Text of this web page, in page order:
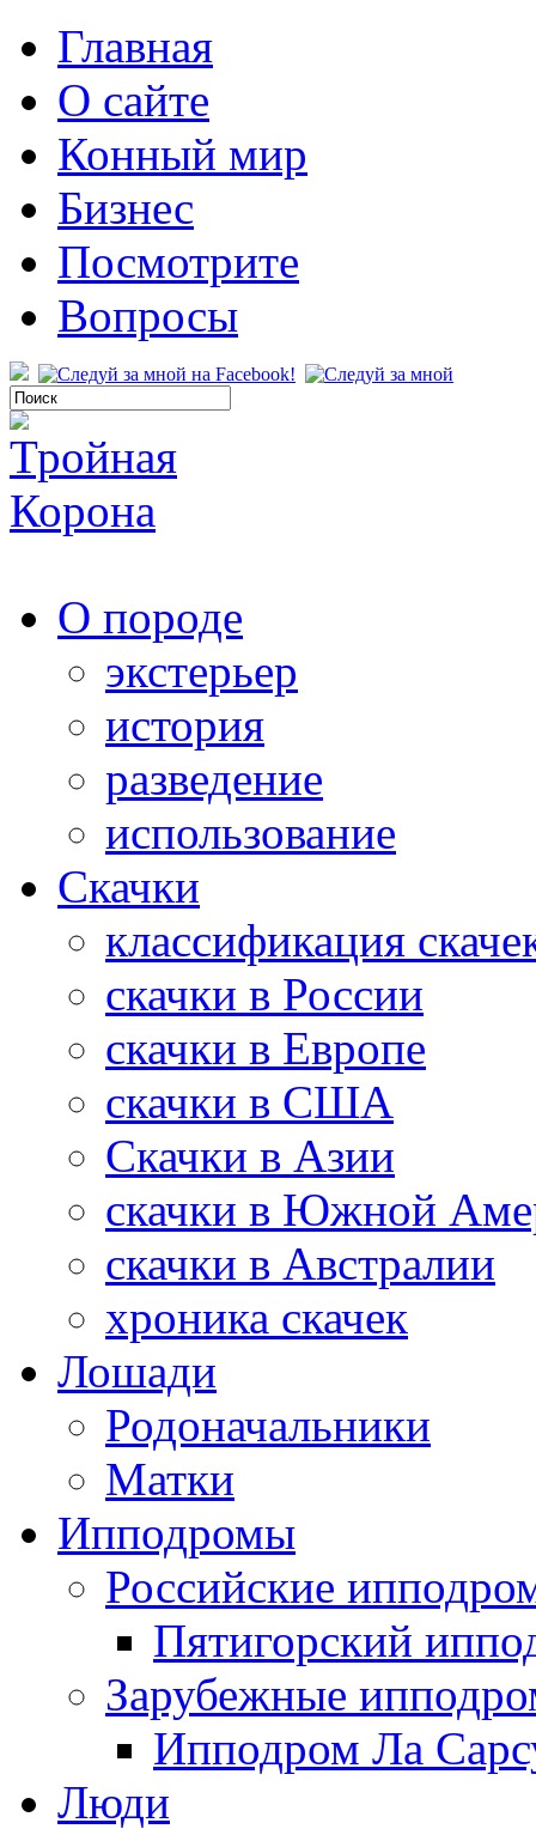
Главная
О сайте
Конный мир
Бизнес
Посмотрите
Вопросы
О породе
экстерьер
история
разведение
использование
Скачки
классификация
скачки в России
скачки в Европе
скачки в США
Скачки в Азии
скачки в Южной
скачки в Австралии
хроника скачек
Лошади
Родоначальники
Матки
Ипподромы
Российские
Пятигорский
Зарубежные
Ипподром Ла
Люди